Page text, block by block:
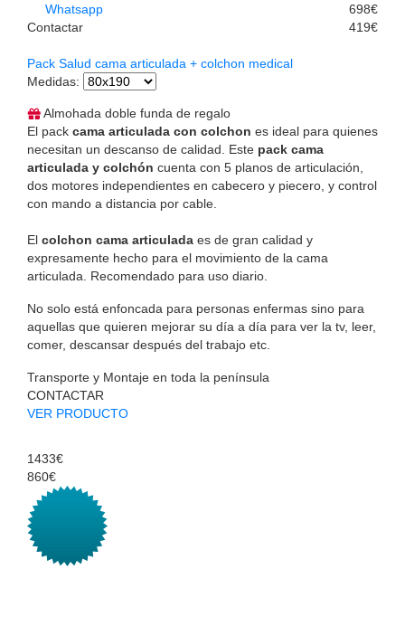
Whatsapp
Contactar
698€
419€
Pack Salud cama articulada + colchon medical
Medidas:
Almohada doble funda de regalo
El pack cama articulada con colchon es ideal para quienes
necesitan un descanso de calidad. Este pack cama
articulada y colchón cuenta con 5 planos de articulación,
dos motores independientes en cabecero y piecero, y control
con mando a distancia por cable.
El colchon cama articulada es de gran calidad y
expresamente hecho para el movimiento de la cama
articulada. Recomendado para uso diario.
No solo está enfoncada para personas enfermas sino para
aquellas que quieren mejorar su día a día para ver la tv, leer,
comer, descansar después del trabajo etc.
Transporte y Montaje en toda la península
CONTACTAR
VER PRODUCTO
1433€
860€